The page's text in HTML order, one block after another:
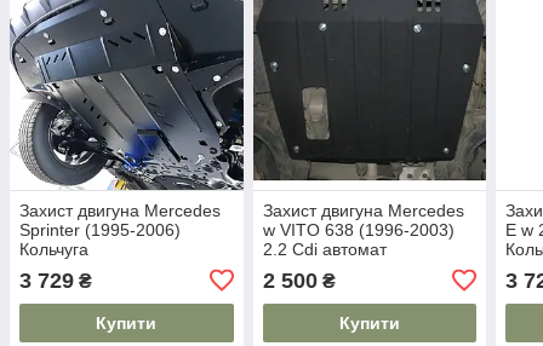
Захист двигуна Mercedes
Sprinter (1995-2006)
Кольчуга
3 729 ₴
Купити
Захист двигуна Mercedes
w VITO 638 (1996-2003)
2.2 Cdi автомат
2 500₴
Купити
E w
3